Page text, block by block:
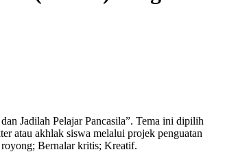
Jadilah Pelajar Pancasila”. Tema ini dipilih
atau akhlak siswa melalui projek penguatan
Bernalar kritis; Kreatif.